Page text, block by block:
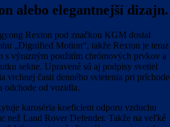
alebo elegantnejší dizajn.
Rexton pod značkou KGM dostal
„Dignified Motion“, takže Rexton je teraz
s výrazným použitím chrómových prvkov a
sekne. Upravené sú aj podpisy svetiel
vrchnej časti denného svietenia pri príchode
odchode od vozidla.
karoséria koeficient odporu vzduchu
než Land Rover Defender. Takže na veľké